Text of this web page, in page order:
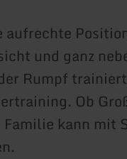
aufrechte
und ganz
Rumpf
Ob
Familie kann mit